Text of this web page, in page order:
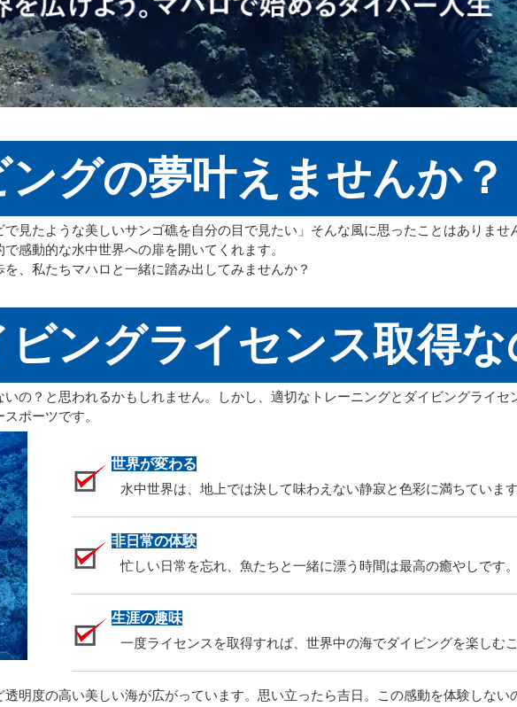
ングの夢叶えませんか？
で見たような美しいサンゴ礁を自分の目で見たい」そんな風に思ったことはありませ
感動的な水中世界への扉を開いてくれます。
、私たちマハロと一緒に踏み出してみませんか？
ングライセンス取得な
の？と思われるかもしれません。しかし、適切なトレーニングとダイビングライセ
ポーツです。
世界が変わる
水中世界は、地上では決して味わえない静寂と色彩に満ちています
非日常の体験
忙しい日常を忘れ、魚たちと一緒に漂う時間は最高の癒やしです。
生涯の趣味
一度ライセンスを取得すれば、世界中の海でダイビングを楽しむ
明度の高い美しい海が広がっています。思い立ったら吉日。この感動を体験しない